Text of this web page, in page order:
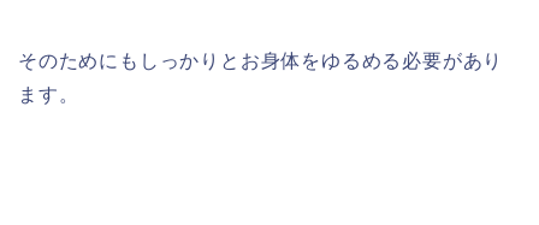
そのためにもしっかりとお身体をゆるめる必要があり
ます。